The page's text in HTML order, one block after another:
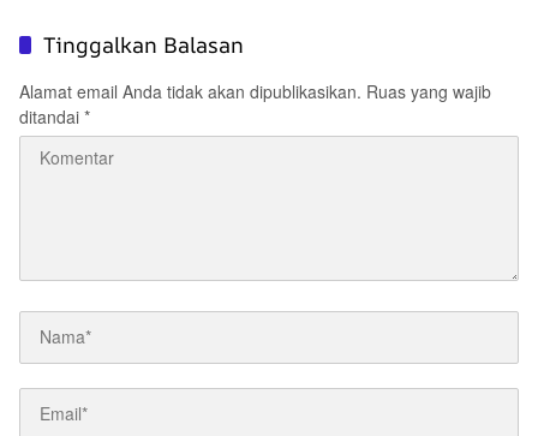
Tinggalkan Balasan
Alamat email Anda tidak akan dipublikasikan. Ruas yang wajib
ditandai *